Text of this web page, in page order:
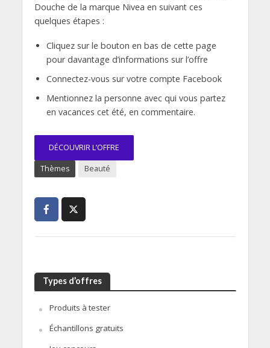
Douche de la marque Nivea en suivant ces
quelques étapes :
Cliquez sur le bouton en bas de cette page
pour davantage d’informations sur l’offre
Connectez-vous sur votre compte Facebook
Mentionnez la personne avec qui vous partez
en vacances cet été, en commentaire.
DÉCOUVRIR L’OFFRE
Thèmes Beauté
Types d’offres
Produits à tester
Échantillons gratuits